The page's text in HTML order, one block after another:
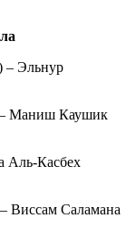
– Эльнур
– Маниш Каушик
Аль-Касбех
Виссам Саламана